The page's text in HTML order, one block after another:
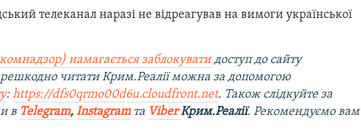
телеканал наразі не відреагував на вимоги української
намагається заблокуватидоступ до сайту
читати Крим.Реалії можна за допомогою
:https://dfs0qrmo00d6u.cloudfront.net. Також слідкуйте за
в Telegram,Instagramта ViberКрим.Реалії. Рекомендуємо вам